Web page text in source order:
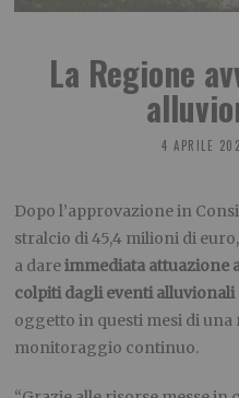
La Regione
4 APRILE
Dopo l’approvazione in
stralcio di 45,4 milioni di
a dareimmediata attuazione
colpiti dagli eventi alluvionali
oggetto in questi mesi di
monitoraggio continuo.